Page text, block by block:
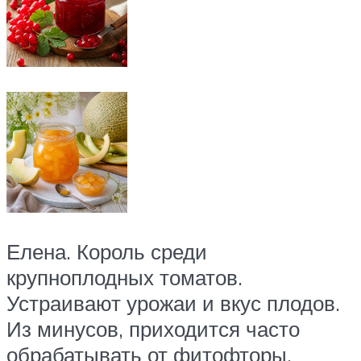
Елена. Король среди
крупноплодных томатов.
Устраивают урожаи и вкус плодов.
Из минусов, приходится часто
обрабатывать от фитофторы,